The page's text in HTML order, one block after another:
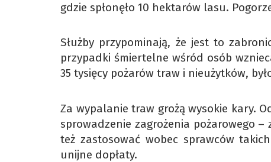
gdzie spłonęło 10 hektarów lasu.
Służby przypominają, że jest to
przypadki śmiertelne wśród osób
35 tysięcy pożarów traw i nieużytków,
Za wypalanie traw grożą wysokie kary.
sprowadzenie zagrożenia pożarowego –
też zastosować wobec sprawców
unijne dopłaty.